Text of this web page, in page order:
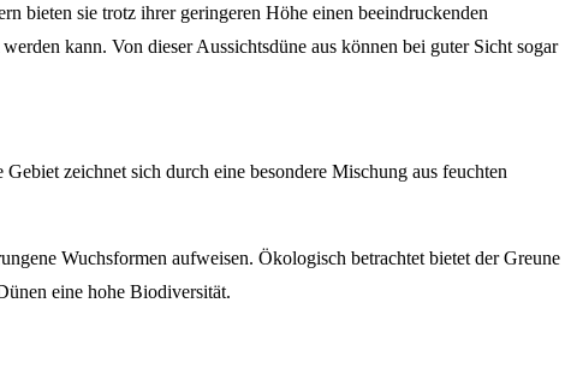
bieten sie trotz ihrer geringeren Höhe einen beeindruckenden
kann. Von dieser Aussichtsdüne aus können bei guter Sicht sogar
zeichnet sich durch eine besondere Mischung aus feuchten
Wuchsformen aufweisen. Ökologisch betrachtet bietet der Greune
eine hohe Biodiversität.